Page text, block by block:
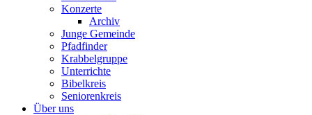
Konzerte
Archiv
Junge Gemeinde
Pfadfinder
Krabbelgruppe
Unterrichte
Bibelkreis
Seniorenkreis
Über uns